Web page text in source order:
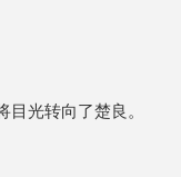
光转向了楚良。